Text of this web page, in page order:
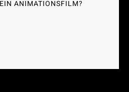
sind, um Deine Vision in
ANIMATIONSFILM?